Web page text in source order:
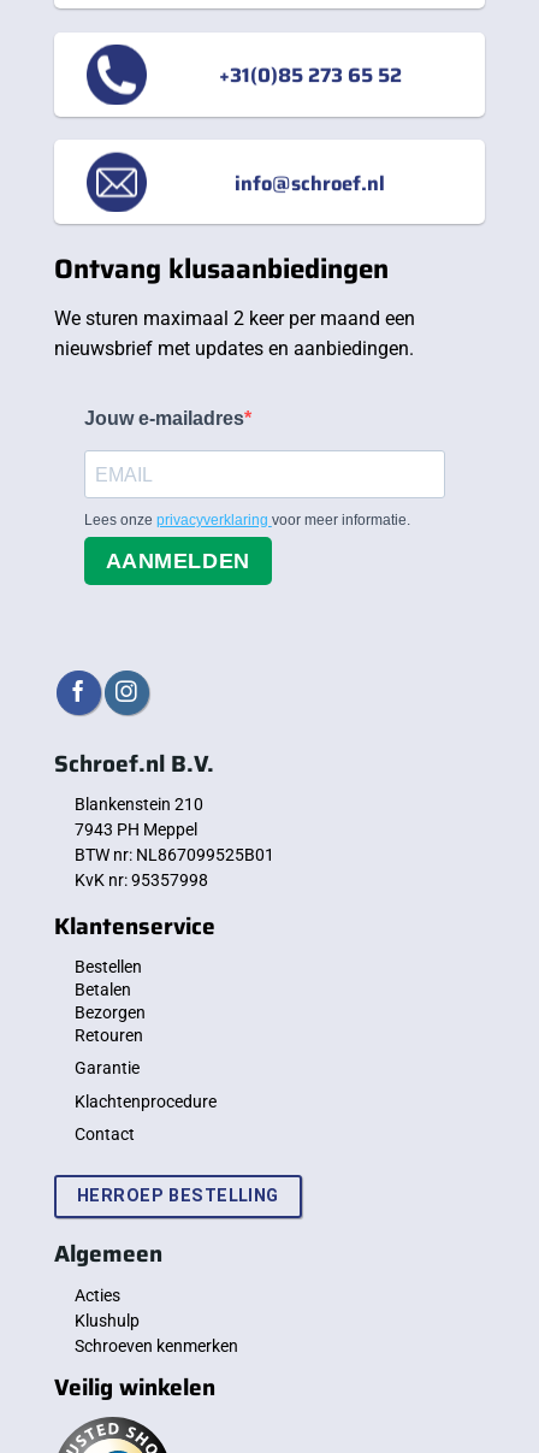
+31(0)85 273 65 52
info@schroef.nl
Ontvang klusaanbiedingen
We sturen maximaal 2 keer per maand een
nieuwsbrief met updates en aanbiedingen.
Jouw e-mailadres
Lees onze privacyverklaring voor meer informatie.
AANMELDEN
Schroef.nl B.V.
Blankenstein 210
7943 PH Meppel
BTW nr: NL867099525B01
KvK nr: 95357998
Klantenservice
Bestellen
Betalen
Bezorgen
Retouren
Garantie
Klachtenprocedure
Contact
HERROEP BESTELLING
Algemeen
Acties
Klushulp
Schroeven kenmerken
Veilig winkelen